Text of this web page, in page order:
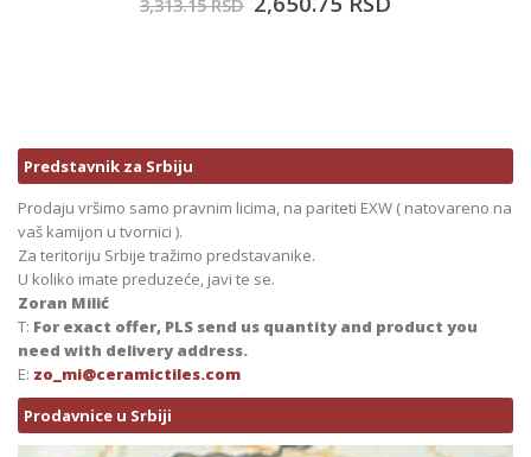
3,313.15RSD
Predstavnik za Srbiju
Prodaju vršimo samo pravnim licima, na pariteti EXW ( natovareno na
vaš kamijon u tvornici ).
Za teritoriju Srbije tražimo predstavanike.
U koliko imate preduzeće, javi te se.
Zoran Milić
T: For exact offer, PLS send us quantity and product you
need with delivery address.
E: zo_mi@ceramictiles.com
Prodavnice u Srbiji